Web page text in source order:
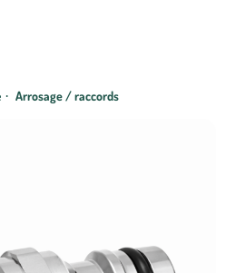
· Arrosage / raccords